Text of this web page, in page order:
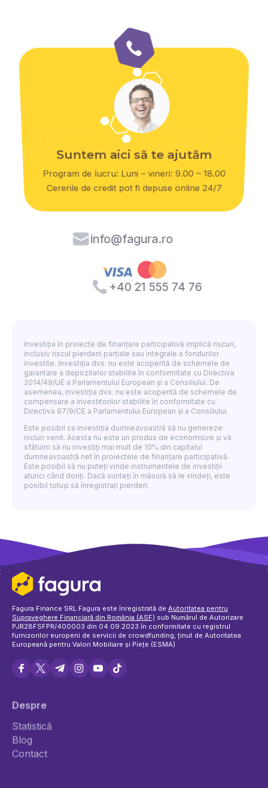
Suntem aici să te ajutăm
Program de lucru: Luni – vineri: 9.00 – 18.00
Cererile de credit pot fi depuse online 24/7
info@fagura.ro
+40 21 555 74 76
Investiția în proiecte de finanțare participativă implică riscuri,
inclusiv riscul pierderii parțiale sau integrale a fondurilor
investite. Investiția dvs. nu este acoperită de schemele de
garantare a depozitelor stabilite în conformitate cu Directiva
2014/49/UE a Parlamentului European și a Consiliului. De
asemenea, investiția dvs. nu este acoperită de schemele de
compensare a investitorilor stabilite în conformitate cu
Directiva 97/9/CE a Parlamentului European și a Consiliului.
Este posibil ca investiția dumneavoastră să nu genereze
niciun venit. Acesta nu este un produs de economisire și vă
sfătuim să nu investiți mai mult de 10% din capitalul
dumneavoastră net în proiectele de finanțare participativă.
Este posibil să nu puteți vinde instrumentele de investiții
atunci când doriți. Dacă sunteți în măsură să le vindeți, este
posibil totuși să înregistrați pierderi.
Fagura Finance SRL Fagura este înregistrată de Autoritatea pentru
Supraveghere Financiară din România (ASF) sub Numărul de Autorizare
PJR28FSFPR/400003 din 04.09.2023 în conformitate cu registrul
furnizorilor europeni de servicii de crowdfunding, ținut de Autoritatea
Europeană pentru Valori Mobiliare și Piețe (ESMA)
Despre
Statistică
Blog
Contact